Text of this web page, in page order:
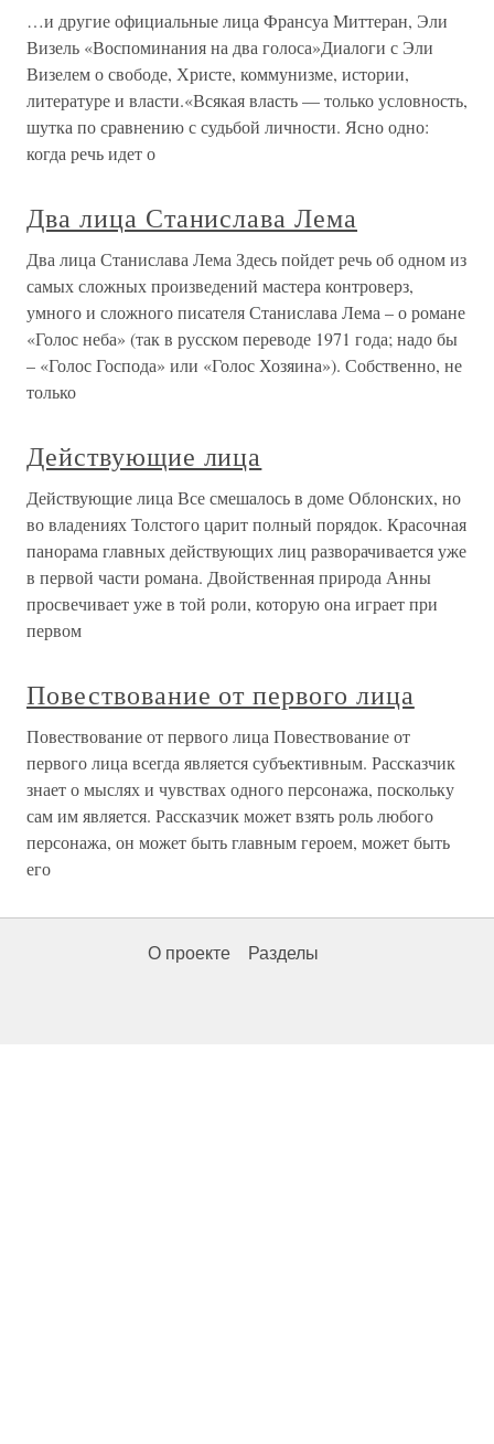
…и другие официальные лица Франсуа Миттеран, Эли
Визель «Воспоминания на два голоса»Диалоги с Эли
Визелем о свободе, Христе, коммунизме, истории,
литературе и власти.«Всякая власть — только условность,
шутка по сравнению с судьбой личности. Ясно одно:
когда речь идет о
Два лица Станислава Лема
Два лица Станислава Лема Здесь пойдет речь об одном из
самых сложных произведений мастера контроверз,
умного и сложного писателя Станислава Лема – о романе
«Голос неба» (так в русском переводе 1971 года; надо бы
– «Голос Господа» или «Голос Хозяина»). Собственно, не
только
Действующие лица
Действующие лица Все смешалось в доме Облонских, но
во владениях Толстого царит полный порядок. Красочная
панорама главных действующих лиц разворачивается уже
в первой части романа. Двойственная природа Анны
просвечивает уже в той роли, которую она играет при
первом
Повествование от первого лица
Повествование от первого лица Повествование от
первого лица всегда является субъективным. Рассказчик
знает о мыслях и чувствах одного персонажа, поскольку
сам им является. Рассказчик может взять роль любого
персонажа, он может быть главным героем, может быть
его
О проекте Разделы